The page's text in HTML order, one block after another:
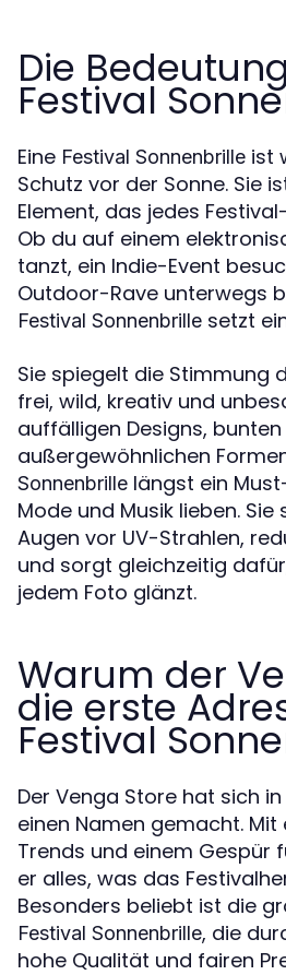
Die
Festival
Eine Festival Sonnenbrille ist
Schutz vor der Sonne. Sie
Element, das jedes
Ob du auf einem
tanzt, ein Indie-Event
Outdoor-Rave unterwegs
Festival Sonnenbrille setzt
Sie spiegelt die Stimmung
frei, wild, kreativ und
auffälligen Designs,
außergewöhnlichen
Sonnenbrille längst ein
Mode und Musik lieben.
Augen vor UV-Strahlen,
und sorgt gleichzeitig
jedem Foto glänzt.
Warum der
die erste
Festival
Der Venga Store hat sich
einen Namen gemacht. Mit
Trends und einem Gespür
er alles, was das
Besonders beliebt ist die
Festival Sonnenbrille, die
hohe Qualität und fairen